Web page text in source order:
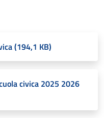
(194,1 KB)
civica 2025 2026